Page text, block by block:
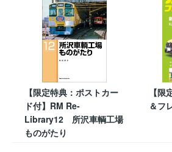
【限定特典：ポストカー
ド付】RM Re-
Library12 所沢車輌工場
ものがたり
【
＆フ